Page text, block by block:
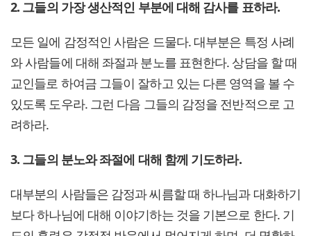
2. 그들의 가장 생산적인 부분에 대해 감사를 표하라.
모든 일에 감정적인 사람은 드물다. 대부분은 특정 사례
와 사람들에 대해 좌절과 분노를 표현한다. 상담을 할 때
교인들로 하여금 그들이 잘하고 있는 다른 영역을 볼 수
있도록 도우라. 그런 다음 그들의 감정을 전반적으로 고
려하라.
3. 그들의 분노와 좌절에 대해 함께 기도하라.
대부분의 사람들은 감정과 씨름할 때 하나님과 대화하기
보다 하나님에 대해 이야기하는 것을 기본으로 한다. 기